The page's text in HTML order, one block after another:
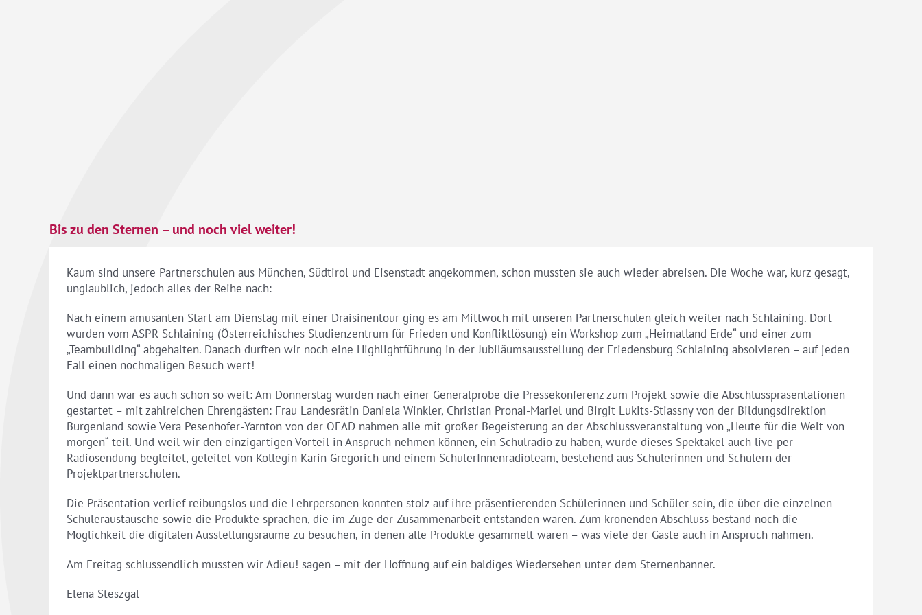
Bis zu den Sternen – und noch viel weiter!
Kaum sind unsere Partnerschulen aus München, Südtirol und Eisenstadt angekommen, schon mussten sie auch wieder abreisen. Die Woche war, kurz gesagt,
unglaublich, jedoch alles der Reihe nach:
Nach einem amüsanten Start am Dienstag mit einer Draisinentour ging es am Mittwoch mit unseren Partnerschulen gleich weiter nach Schlaining. Dort
wurden vom ASPR Schlaining (Österreichisches Studienzentrum für Frieden und Konfliktlösung) ein Workshop zum „Heimatland Erde“ und einer zum
„Teambuilding“ abgehalten. Danach durften wir noch eine Highlightführung in der Jubiläumsausstellung der Friedensburg Schlaining absolvieren – auf jeden
Fall einen nochmaligen Besuch wert!
Und dann war es auch schon so weit: Am Donnerstag wurden nach einer Generalprobe die Pressekonferenz zum Projekt sowie die Abschlusspräsentationen
gestartet – mit zahlreichen Ehrengästen: Frau Landesrätin Daniela Winkler, Christian Pronai-Mariel und Birgit Lukits-Stiassny von der Bildungsdirektion
Burgenland sowie Vera Pesenhofer-Yarnton von der OEAD nahmen alle mit großer Begeisterung an der Abschlussveranstaltung von „Heute für die Welt von
morgen“ teil. Und weil wir den einzigartigen Vorteil in Anspruch nehmen können, ein Schulradio zu haben, wurde dieses Spektakel auch live per
Radiosendung begleitet, geleitet von Kollegin Karin Gregorich und einem SchülerInnenradioteam, bestehend aus Schülerinnen und Schülern der
Projektpartnerschulen.
Die Präsentation verlief reibungslos und die Lehrpersonen konnten stolz auf ihre präsentierenden Schülerinnen und Schüler sein, die über die einzelnen
Schüleraustausche sowie die Produkte sprachen, die im Zuge der Zusammenarbeit entstanden waren. Zum krönenden Abschluss bestand noch die
Möglichkeit die digitalen Ausstellungsräume zu besuchen, in denen alle Produkte gesammelt waren – was viele der Gäste auch in Anspruch nahmen.
Am Freitag schlussendlich mussten wir Adieu! sagen – mit der Hoffnung auf ein baldiges Wiedersehen unter dem Sternenbanner.
Elena Steszgal